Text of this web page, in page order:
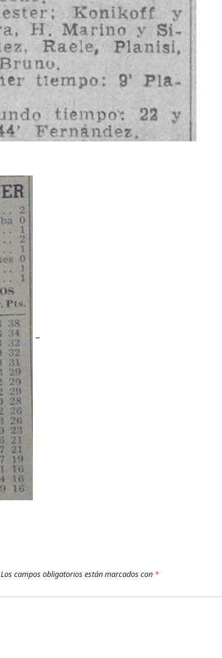
–
Los campos obligatorios están marcados con *